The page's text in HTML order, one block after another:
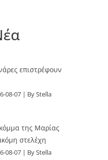
επιστρέφουν
08-07
By Stella
της Μαρίας
στελέχη
08-07
By Stella